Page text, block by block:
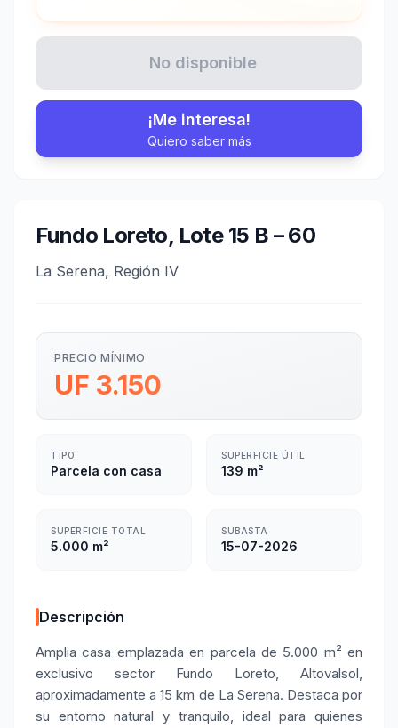
Fundo Loreto, Lote 15 B – 60
La Serena, Región IV
PRECIO MÍNIMO
UF 3.150
TIPO
Parcela con casa
SUPERFICIE ÚTIL
139 m²
SUPERFICIE TOTAL
5.000 m²
SUBASTA
15-07-2026
Descripción
Amplia casa emplazada en parcela de 5.000 m² en
exclusivo sector Fundo Loreto, Altovalsol,
aproximadamente a 15 km de La Serena. Destaca por
su entorno natural y tranquilo, ideal para quienes
No disponible
¡Me interesa!
Quiero saber más